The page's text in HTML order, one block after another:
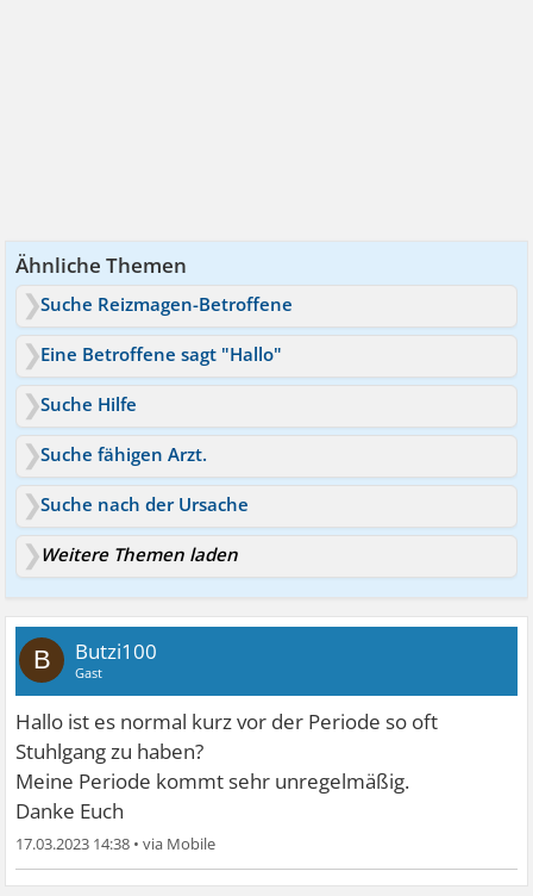
Ähnliche Themen
Suche Reizmagen-Betroffene
Eine Betroffene sagt "Hallo"
Suche Hilfe
Suche fähigen Arzt.
Suche nach der Ursache
Weitere Themen laden
B Butzi100
Gast
Hallo ist es normal kurz vor der Periode so oft
Stuhlgang zu haben?
Meine Periode kommt sehr unregelmäßig.
Danke Euch
17.03.2023 14:38 •